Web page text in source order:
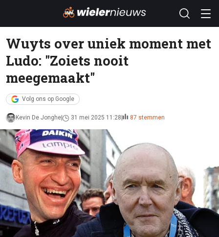
Wuyts over uniek moment met
Ludo: "Zoiets nooit
meegemaakt"
Volg ons op Google
Kevin De Jonghe 31 mei 2025 11:28 87 stemmen